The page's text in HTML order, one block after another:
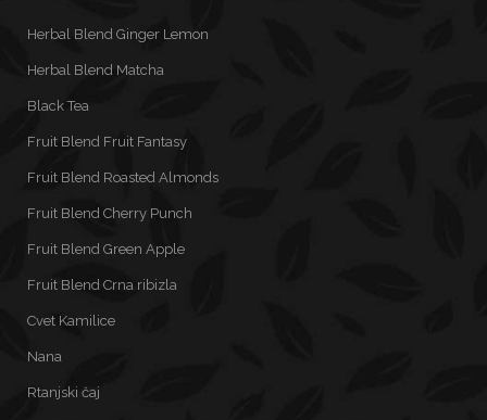
Herbal Blend Ginger Lemon
Herbal Blend Matcha
Black Tea
Fruit Blend Fruit Fantasy
Fruit Blend Roasted Almonds
Fruit Blend Cherry Punch
Fruit Blend Green Apple
Fruit Blend Crna ribizla
Cvet Kamilice
Nana
Rtanjski čaj